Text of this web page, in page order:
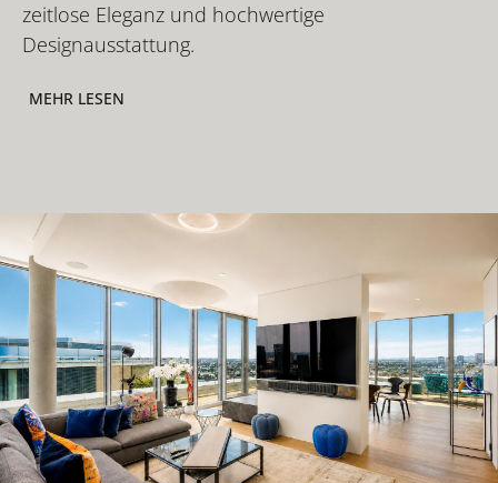
zeitlose Eleganz und hochwertige
Designausstattung.
MEHR LESEN